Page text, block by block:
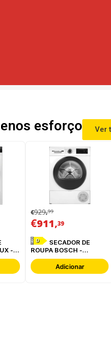
esforço Ver
-
€929,99
€911,39
D
ROUPA BOSCH -
WQG24200ES
Adicionar